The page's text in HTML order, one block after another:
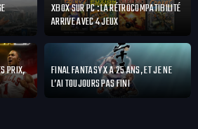
XBOX SUR PC : LA RÉTROCOMPATIBILITÉ
ARRIVE AVEC 4 JEUX
PRIX,
FINAL FANTASY X A 25 ANS, ET JE NE
L’AI TOUJOURS PAS FINI